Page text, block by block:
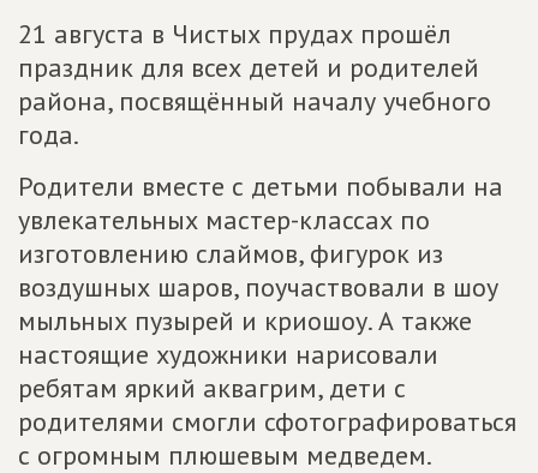
21 августа в Чистых прудах прошёл
праздник для всех детей и родителей
района, посвящённый началу учебного
года.
Родители вместе с детьми побывали на
увлекательных мастер-классах по
изготовлению слаймов, фигурок из
воздушных шаров, поучаствовали в шоу
мыльных пузырей и криошоу. А также
настоящие художники нарисовали
ребятам яркий аквагрим, дети с
родителями смогли сфотографироваться
с огромным плюшевым медведем.